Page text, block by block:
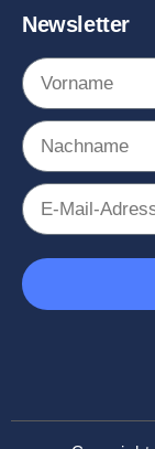
Newsletter